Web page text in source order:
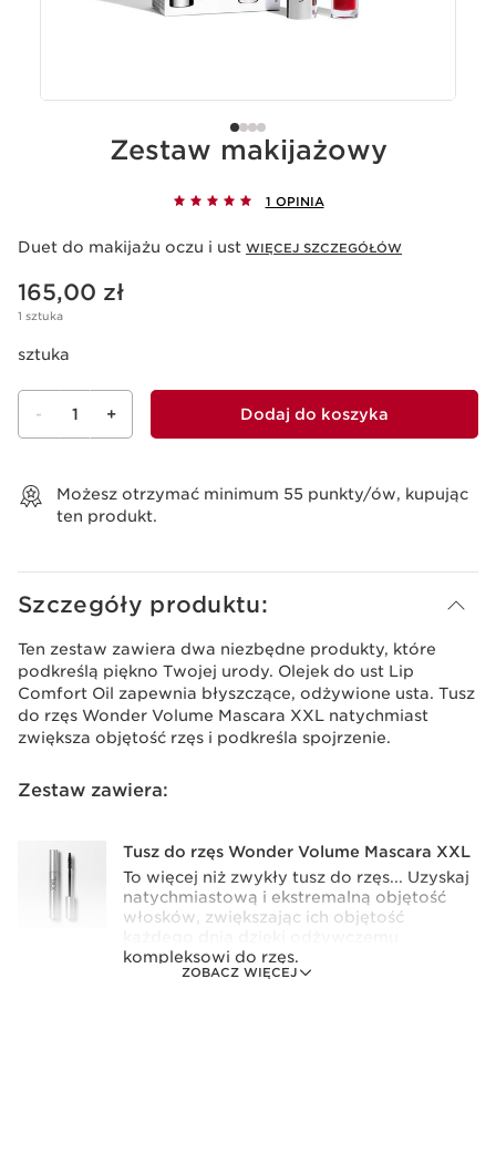
Zestaw makijażowy
1 OPINIA
Duet do makijażu oczu i ust WIĘCEJ SZCZEGÓŁÓW
Aktualna cena 165,00 zł
165,00 zł
1 sztuka
sztuka
- 1 + Dodaj do koszyka
Możesz otrzymać minimum 55 punkty/ów, kupując
ten produkt.
Szczegóły produktu:
ZOBACZ WIĘCEJ
Ten zestaw zawiera dwa niezbędne produkty, które
podkreślą piękno Twojej urody. Olejek do ust Lip
Comfort Oil zapewnia błyszczące, odżywione usta. Tusz
do rzęs Wonder Volume Mascara XXL natychmiast
zwiększa objętość rzęs i podkreśla spojrzenie.
Zestaw zawiera:
Tusz do rzęs Wonder Volume Mascara XXL
To więcej niż zwykły tusz do rzęs... Uzyskaj
natychmiastową i ekstremalną objętość
włosków, zwiększając ich objętość
kompleksowi do rzęs.